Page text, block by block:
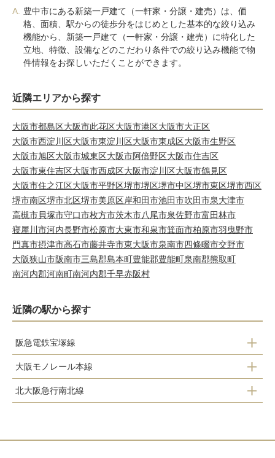
A.
豊中市にある新築一戸建て（一軒家・分譲・建売）は、価
格、面積、駅からの徒歩分をはじめとした基本的な絞り込み
機能から、新築一戸建て（一軒家・分譲・建売）に特化した
立地、特徴、設備などのこだわり条件での絞り込み機能で物
件情報をお探しいただくことができます。
近隣エリアから探す
大阪市都島区大阪市此花区大阪市港区大阪市大正区
大阪市西淀川区大阪市東淀川区大阪市東成区大阪市生野区
大阪市旭区大阪市城東区大阪市阿倍野区大阪市住吉区
大阪市東住吉区大阪市西成区大阪市淀川区大阪市鶴見区
大阪市住之江区大阪市平野区堺市堺区堺市中区堺市東区堺市西区
堺市南区堺市北区堺市美原区岸和田市池田市吹田市泉大津市
高槻市貝塚市守口市枚方市茨木市八尾市泉佐野市富田林市
寝屋川市河内長野市松原市大東市和泉市箕面市柏原市羽曳野市
門真市摂津市高石市藤井寺市東大阪市泉南市四條畷市交野市
大阪狭山市阪南市三島郡島本町豊能郡豊能町泉南郡熊取町
南河内郡河南町南河内郡千早赤阪村
近隣の駅から探す
阪急電鉄宝塚線
庄内駅
服部天神駅
大阪モノレール本線
大阪空港駅
北大阪急行南北線
千里中央駅